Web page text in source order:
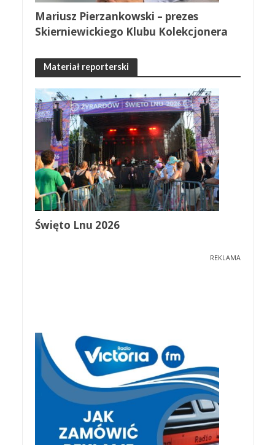
Mariusz Pierzankowski – prezes
Skierniewickiego Klubu Kolekcjonera
Materiał reporterski
Święto Lnu 2026
REKLAMA